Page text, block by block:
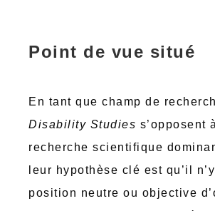
Point de vue situé
En tant que champ de
Disability Studies s’opposent
recherche scientifique
leur hypothèse clé est qu’il
position neutre ou objective